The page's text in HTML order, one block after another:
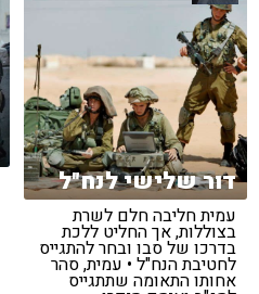
דור שלישי לנח"ל
עמית חליבה חלם לשרת
בצוללות, אך החליט ללכת
בדרכו של סבו ובחר להתגייס
לחטיבת הנח"ל • עמית, סהר
אחותו התאומה שתתגייס